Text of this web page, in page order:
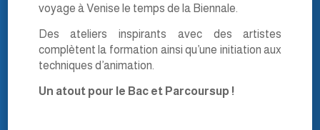
voyage à Venise le temps de la Biennale.
Des ateliers inspirants avec des artistes
complètent la formation ainsi qu’une initiation aux
techniques d’animation.
Un atout pour le Bac et Parcoursup !